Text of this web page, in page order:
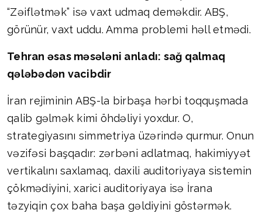
“Zəiflətmək” isə vaxt udmaq deməkdir. ABŞ,
görünür, vaxt uddu. Amma problemi həll etmədi.
Tehran əsas məsələni anladı: sağ qalmaq
qələbədən vacibdir
İran rejiminin ABŞ-la birbaşa hərbi toqquşmada
qalib gəlmək kimi öhdəliyi yoxdur. O,
strategiyasını simmetriya üzərində qurmur. Onun
vəzifəsi başqadır: zərbəni adlatmaq, hakimiyyət
vertikalını saxlamaq, daxili auditoriyaya sistemin
çökmədiyini, xarici auditoriyaya isə İrana
təzyiqin çox baha başa gəldiyini göstərmək.